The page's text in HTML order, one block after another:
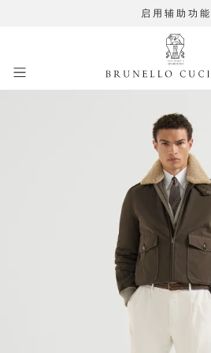
启用辅助功能
262MOUTFIT6